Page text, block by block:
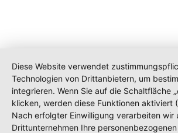
Diese Website verwendet
Technologien von Drittanbietern, um
integrieren. Wenn Sie auf die Schaltfläche
klicken, werden diese Funktionen aktiviert
Nach erfolgter Einwilligung verarbeiten wir
Drittunternehmen Ihre